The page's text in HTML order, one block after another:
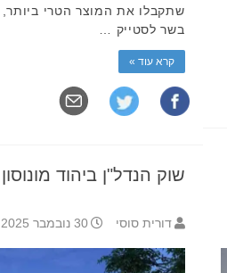
שתקבלו את המוצר הטרי
בשר לסטייק …
קרא עוד »
שוק הנדל"ן ביהוד מונוסון
דורית סוסי 30 נובמבר 2025 14:53